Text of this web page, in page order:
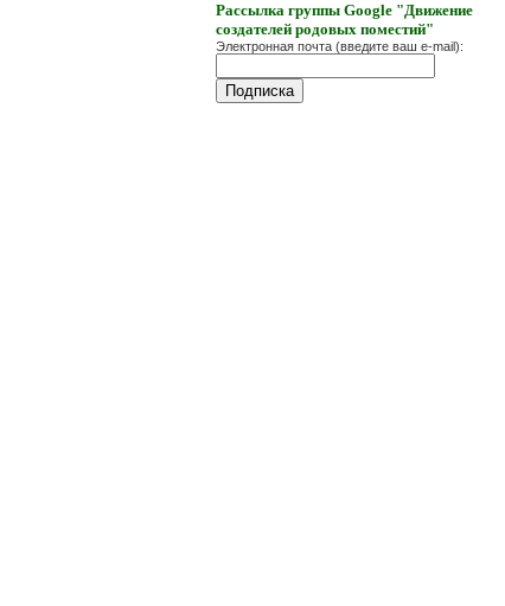
Рассылка группы Google "Движение
создателей родовых поместий"
Электронная почта (введите ваш e-mail):